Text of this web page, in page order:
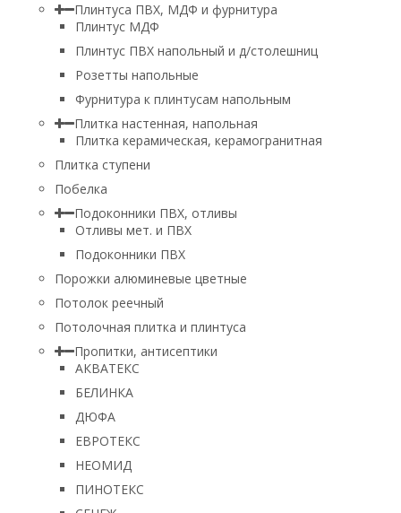
Плинтуса ПВХ, МДФ и фурнитура
Плинтус МДФ
Плинтус ПВХ напольный и д/столешниц
Розетты напольные
Фурнитура к плинтусам напольным
Плитка настенная, напольная
Плитка керамическая, керамогранитная
Плитка ступени
Побелка
Подоконники ПВХ, отливы
Отливы мет. и ПВХ
Подоконники ПВХ
Порожки алюминевые цветные
Потолок реечный
Потолочная плитка и плинтуса
Пропитки, антисептики
АКВАТЕКС
БЕЛИНКА
ДЮФА
ЕВРОТЕКС
НЕОМИД
ПИНОТЕКС